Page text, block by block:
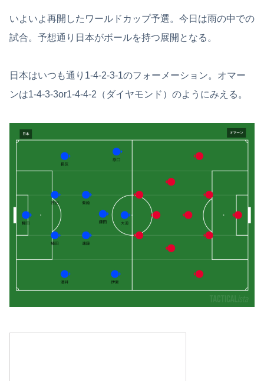
いよいよ再開したワールドカップ予選。今日は雨の中での
試合。予想通り日本がボールを持つ展開となる。
日本はいつも通り1-4-2-3-1のフォーメーション。オマー
ンは1-4-3-3or1-4-4-2（ダイヤモンド）のようにみえる。